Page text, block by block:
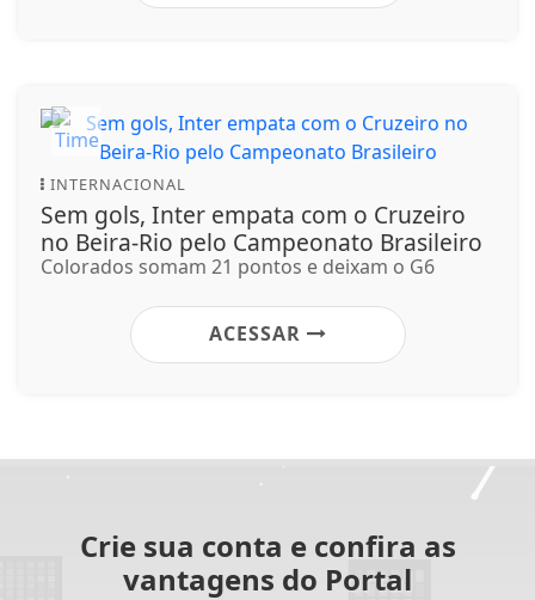
INTERNACIONAL
Sem gols, Inter empata com o Cruzeiro
no Beira-Rio pelo Campeonato Brasileiro
Colorados somam 21 pontos e deixam o G6
ACESSAR
Crie sua conta e confira as
vantagens do Portal